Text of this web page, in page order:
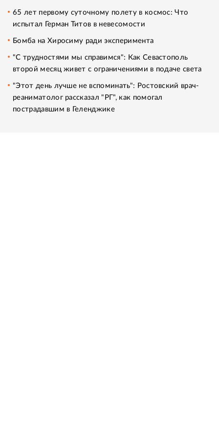
65 лет первому суточному полету в космос: Что
испытал Герман Титов в невесомости
Бомба на Хиросиму ради эксперимента
"С трудностями мы справимся": Как Севастополь
второй месяц живет с ограничениями в подаче света
"Этот день лучше не вспоминать": Ростовский врач-
реаниматолог рассказал "РГ", как помогал
пострадавшим в Геленджике